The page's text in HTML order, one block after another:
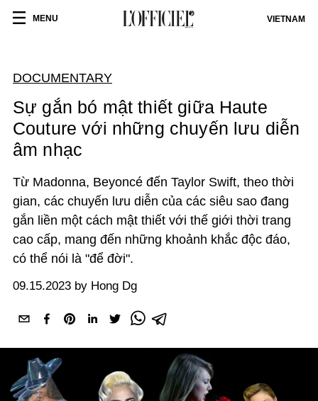
MENU VIETNAM
DOCUMENTARY
Sự gắn bó mật thiết giữa Haute
Couture với những chuyến lưu diễn
âm nhạc
Từ Madonna, Beyoncé đến Taylor Swift, theo thời
gian, các chuyến lưu diễn của các siêu sao đang
gắn liền một cách mật thiết với thế giới thời trang
cao cấp, mang đến những khoảnh khắc độc đáo,
có thể nói là "để đời".
09.15.2023 by Hong Dg